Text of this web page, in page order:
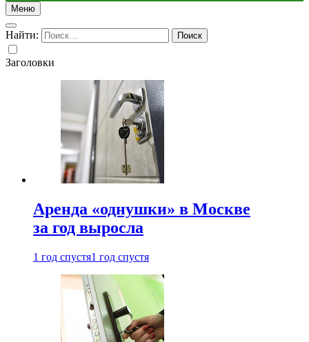
Меню
Найти:
Заголовки
Аренда «однушки» в Москве
за год выросла
1 год спустя1 год спустя